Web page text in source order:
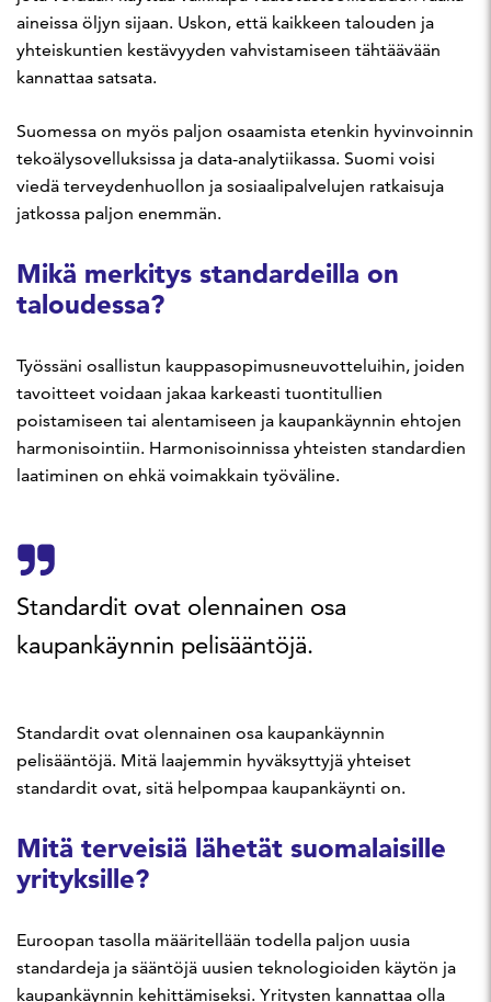
aineissa öljyn sijaan. Uskon, että kaikkeen talouden ja
yhteiskuntien kestävyyden vahvistamiseen tähtäävään
kannattaa satsata.
Suomessa on myös paljon osaamista etenkin hyvinvoinnin
tekoälysovelluksissa ja data-analytiikassa. Suomi voisi
viedä terveydenhuollon ja sosiaalipalvelujen ratkaisuja
jatkossa paljon enemmän.
Mikä merkitys standardeilla on
taloudessa?
Työssäni osallistun kauppasopimusneuvotteluihin, joiden
tavoitteet voidaan jakaa karkeasti tuontitullien
poistamiseen tai alentamiseen ja kaupankäynnin ehtojen
harmonisointiin. Harmonisoinnissa yhteisten standardien
laatiminen on ehkä voimakkain työväline.
Standardit ovat olennainen osa
kaupankäynnin pelisääntöjä.
Standardit ovat olennainen osa kaupankäynnin
pelisääntöjä. Mitä laajemmin hyväksyttyjä yhteiset
standardit ovat, sitä helpompaa kaupankäynti on.
Mitä terveisiä lähetät suomalaisille
yrityksille?
Euroopan tasolla määritellään todella paljon uusia
standardeja ja sääntöjä uusien teknologioiden käytön ja
kaupankäynnin kehittämiseksi. Yritysten kannattaa olla